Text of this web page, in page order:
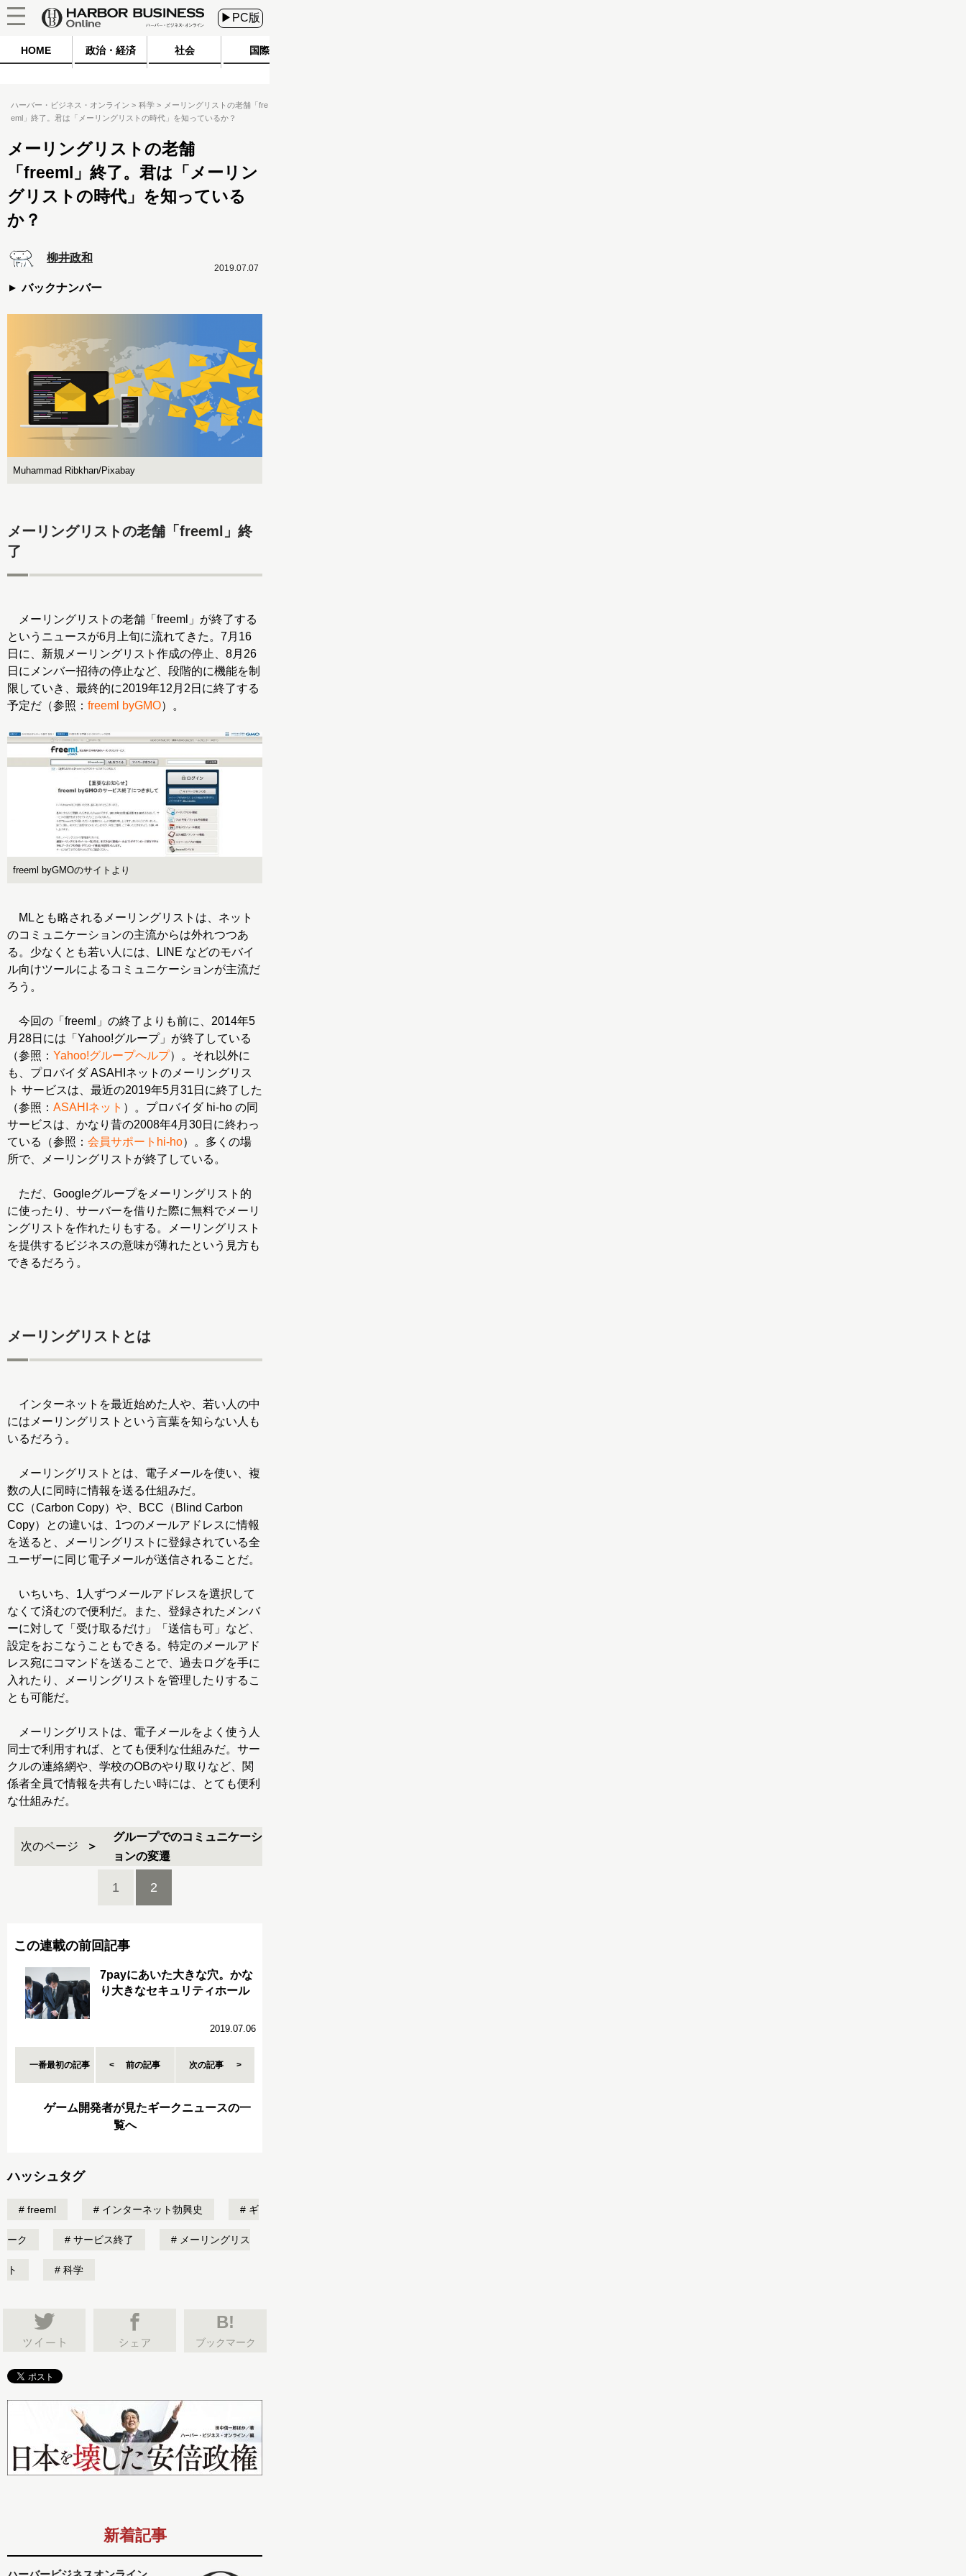
▶PC版
HOME 政治・経済 社会 国際
ハーバー・ビジネス・オンライン 科学
メーリングリストの老舗「fre
eml」終了。君は「メーリングリストの時代」を知っているか？
メーリングリストの老舗
「freeml」終了。君は「メーリン
グリストの時代」を知っている
か？
柳井政和
バックナンバー
2019.07.07
Muhammad Ribkhan/Pixabay
メーリングリストの老舗「freeml」終
了
メーリングリストの老舗「freeml」が終了する
というニュースが6月上旬に流れてきた。7月16
日に、新規メーリングリスト作成の停止、8月26
日にメンバー招待の停止など、段階的に機能を制
限していき、最終的に2019年12月2日に終了する
予定だ（参照： freeml byGMO）。
freeml byGMOのサイトより
MLとも略されるメーリングリストは、ネット
のコミュニケーションの主流からは外れつつあ
る。少なくとも若い人には、LINE などのモバイ
ル向けツールによるコミュニケーションが主流だ
ろう。
今回の「freeml」の終了よりも前に、2014年5
月28日には「Yahoo!グループ」が終了している
（参照： Yahoo!グループヘルプ）。それ以外に
も、プロバイダ ASAHIネットのメーリングリス
ト サービスは、最近の2019年5月31日に終了した
（参照： ASAHIネット ）。プロバイダ hi-ho の同
サービスは、かなり昔の2008年4月30日に終わっ
ている（参照： 会員サポートhi-ho）。多くの場
所で、メーリングリストが終了している。
ただ、Googleグループをメーリングリスト的
に使ったり、サーバーを借りた際に無料でメーリ
ングリストを作れたりもする。メーリングリスト
を提供するビジネスの意味が薄れたという見方も
できるだろう。
メーリングリストとは
インターネットを最近始めた人や、若い人の中
にはメーリングリストという言葉を知らない人も
いるだろう。
メーリングリストとは、電子メールを使い、複
数の人に同時に情報を送る仕組みだ。
CC（Carbon Copy）や、BCC（Blind Carbon
Copy）との違いは、1つのメールアドレスに情報
を送ると、メーリングリストに登録されている全
ユーザーに同じ電子メールが送信されることだ。
いちいち、1人ずつメールアドレスを選択して
なくて済むので便利だ。また、登録されたメンバ
ーに対して「受け取るだけ」「送信も可」など、
設定をおこなうこともできる。特定のメールアド
レス宛にコマンドを送ることで、過去ログを手に
入れたり、メーリングリストを管理したりするこ
とも可能だ。
メーリングリストは、電子メールをよく使う人
同士で利用すれば、とても便利な仕組みだ。サー
クルの連絡網や、学校のOBのやり取りなど、関
係者全員で情報を共有したい時には、とても便利
な仕組みだ。
次のページ
グループでのコミュニケーシ
ョンの変遷
1 2
この連載の前回記事
7payにあいた大きな穴。かな
り大きなセキュリティホール
2019.07.06
一番最初の記事 前の記事 次の記事
ゲーム開発者が見たギークニュースの一
覧へ
ハッシュタグ
freeml インターネット勃興史 ギ
ーク サービス終了 メーリングリス
ト 科学
B!
ブックマーク
新着記事